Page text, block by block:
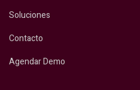
Soluciones
Contacto
Agendar Demo